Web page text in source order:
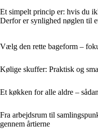
Et simpelt princip er: hvis du
Derfor er synlighed nøglen til
Vælg den rette bageform –
Kølige skuffer: Praktisk og
Et køkken for alle aldre –
Fra arbejdsrum til
gennem årtierne